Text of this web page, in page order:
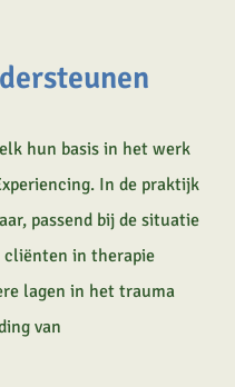
hun basis in het werk
In de praktijk
passend bij de situatie
cliënten in therapie
lagen in het trauma
van